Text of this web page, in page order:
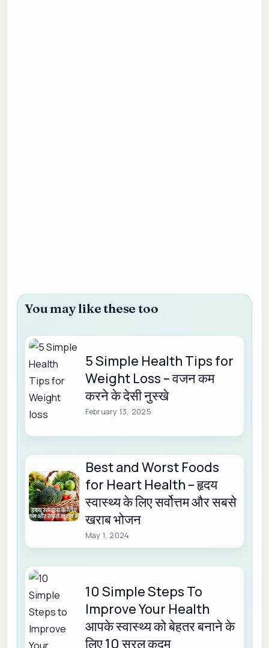
You may like these too
5 Simple Health Tips for
Weight Loss – वजन कम
करने के देसी नुस्खे
February 13, 2025
Best and Worst Foods
for Heart Health – हृदय
स्वास्थ्य के लिए सर्वोत्तम और सबसे
खराब भोजन
May 1, 2024
10 Simple Steps To
Improve Your Health
आपके स्वास्थ्य को बेहतर बनाने के
लिए 10 सरल कदम